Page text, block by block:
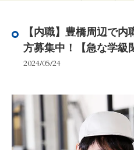
【内職】豊橋周辺で
方募集中！【急な学級
2024/05/24